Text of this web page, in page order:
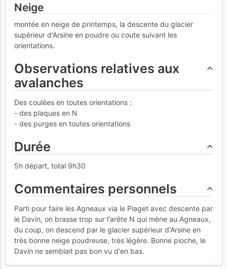
Neige
montée en neige de printemps, la descente du glacier
supérieur d'Arsine en poudre ou coute suivant les
orientations.
Observations relatives aux
avalanches
Des coulées en toutes orientations :
- des plaques en N
- des purges en toutes orientations
Durée
5h départ, total 9h30
Commentaires personnels
Parti pour faire les Agneaux via le Piaget avec descente par
le Davin, on brasse trop sur l'arête N qui mène au Agneaux,
du coup, on descend par le glacier supérieur d'Arsine en
très bonne neige poudreuse, très légère. Bonne pioche, le
Davin ne semblait pas bon vu d'en bas.